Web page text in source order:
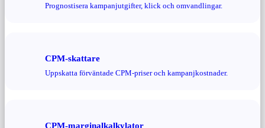
Prognostisera kampanjutgifter, klick och omvandlingar.
CPM-skattare
Uppskatta förväntade CPM-priser och kampanjkostnader.
CPM-marginalkalkylator